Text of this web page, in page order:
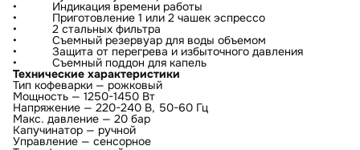
• Индикация времени работы
• Приготовление 1 или 2 чашек эспрессо
• 2 стальных фильтра
• Съемный резервуар для воды объемом
• Защита от перегрева и избыточного давления
• Съемный поддон для капель
Технические характеристики
Тип кофеварки — рожковый
Мощность — 1250-1450 Вт
Напряжение — 220-240 В, 50-60 Гц
Макс. давление — 20 бар
Капучинатор — ручной
Управление — сенсорное